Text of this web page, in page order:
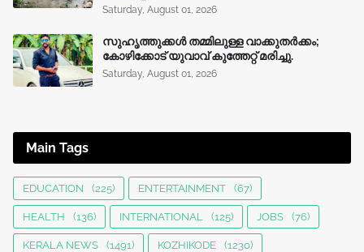
Saturday, August 01, 2026
സുഹൃത്തുക്കൾ തമ്മിലുള്ള വാക്കുതർക്കം;
കോഴിക്കോട് യുവാവ് കുത്തേറ്റ് മരിച്ചു.
Saturday, August 01, 2026
Main Tags
EDUCATION (225) ENTERTAINMENT (67)
HEALTH (136) INTERNATIONAL (125) JOBS (76)
KERALA NEWS (1491) KOZHIKODE (1230)